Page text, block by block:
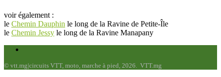
voir également :
le Chemin Dauphin le long de la Ravine de Petite-Île
le Chemin Jessy le long de la Ravine Manapany
© vtt.mg|circuits VTT, moto, marche à pied, 2026. VTT.mg